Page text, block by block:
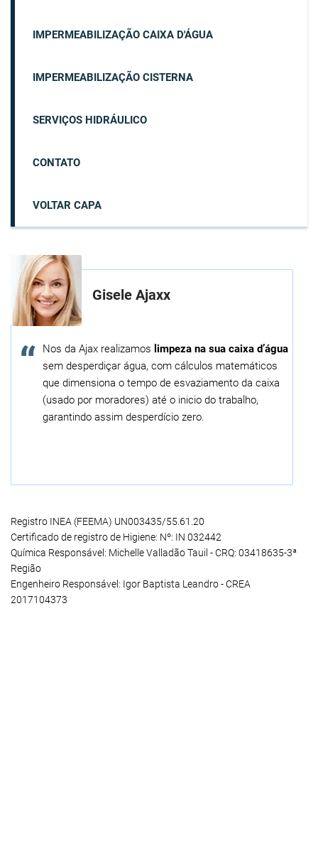
IMPERMEABILIZAÇÃO CAIXA D'ÁGUA
IMPERMEABILIZAÇÃO CISTERNA
SERVIÇOS HIDRÁULICO
CONTATO
VOLTAR CAPA
Gisele Ajaxx
Nos da Ajax realizamos limpeza na sua caixa d’água
sem desperdiçar água, com cálculos matemáticos
que dimensiona o tempo de esvaziamento da caixa
(usado por moradores) até o inicio do trabalho,
garantindo assim desperdício zero.
Registro INEA (FEEMA) UN003435/55.61.20
Certificado de registro de Higiene: Nº: IN 032442
Química Responsável: Michelle Valladão Tauil - CRQ: 03418635-3ª
Região
Engenheiro Responsável: Igor Baptista Leandro - CREA
2017104373